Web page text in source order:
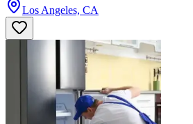
Los Angeles, CA